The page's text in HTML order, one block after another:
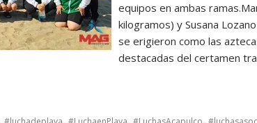
equipos en ambas
kilogramos) y Susana
se erigieron como las
destacadas del certamen
, , , ,